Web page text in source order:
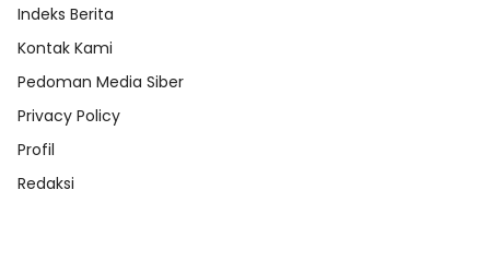
Indeks Berita
Kontak Kami
Pedoman Media Siber
Privacy Policy
Profil
Redaksi